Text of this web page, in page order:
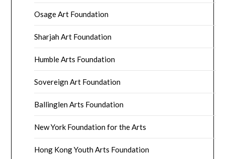
Osage Art Foundation
Sharjah Art Foundation
Humble Arts Foundation
Sovereign Art Foundation
Ballinglen Arts Foundation
New York Foundation for the Arts
Hong Kong Youth Arts Foundation